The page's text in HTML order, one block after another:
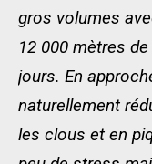
gros volumes
12 000 mètres
jours. En
naturellement
les clous et en